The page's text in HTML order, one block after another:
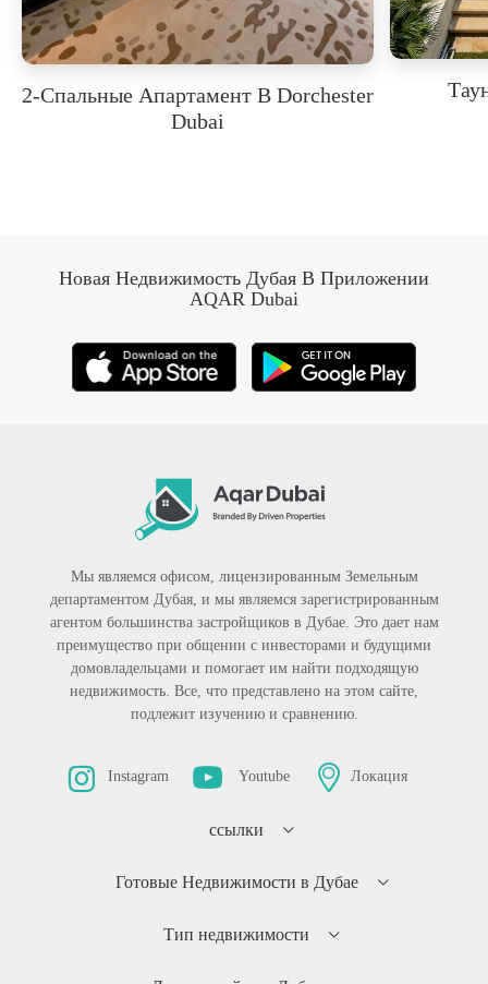
2-Спальные Апартамент В Dorchester
Dubai
Новая Недвижимость Дубая В Приложении
AQAR Dubai
Мы являемся офисом, лицензированным Земельным
департаментом Дубая, и мы являемся зарегистрированным
агентом большинства застройщиков в Дубае. Это дает нам
преимущество при общении с инвесторами и будущими
домовладельцами и помогает им найти подходящую
недвижимость. Все, что представлено на этом сайте,
подлежит изучению и сравнению.
Instagram Youtube Локация
ссылки
Готовые Недвижимости в Дубае
Тип недвижимости